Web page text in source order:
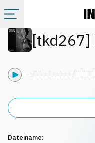
Kategorien
Alle Alben
Playlists
[tkd267]
Dateiname: